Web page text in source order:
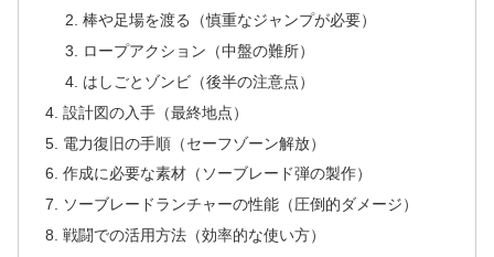
棒や足場を渡る（慎重なジャンプが必要）
ロープアクション（中盤の難所）
はしごとゾンビ（後半の注意点）
設計図の入手（最終地点）
電力復旧の手順（セーフゾーン解放）
作成に必要な素材（ソーブレード弾の製作）
ソーブレードランチャーの性能（圧倒的ダメージ）
戦闘での活用方法（効率的な使い方）